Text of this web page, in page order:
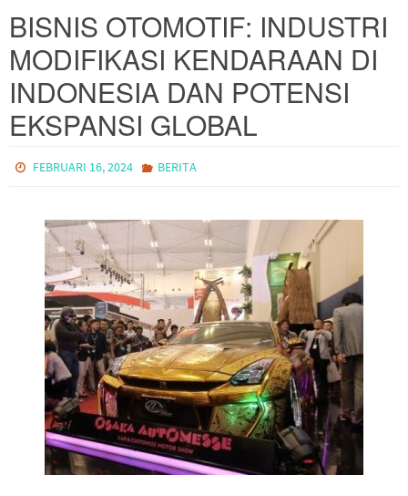
BISNIS OTOMOTIF: INDUSTRI
MODIFIKASI KENDARAAN DI
INDONESIA DAN POTENSI
EKSPANSI GLOBAL
FEBRUARI 16, 2024 BERITA